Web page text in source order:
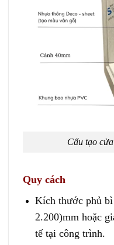
Cấu tạo
Quy cách
Kích thước phủ
2.200)mm hoặc
tế tại công trình.